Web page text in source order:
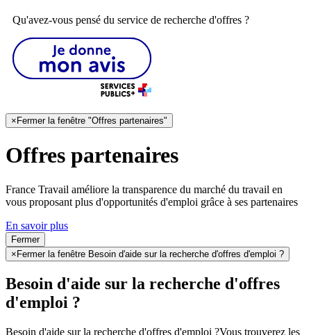
Qu'avez-vous pensé du service de recherche d'offres ?
×Fermer la fenêtre "Offres partenaires"
Offres partenaires
France Travail améliore la transparence du marché du travail en
vous proposant plus d'opportunités d'emploi grâce à ses partenaires
En savoir plus
Fermer
×Fermer la fenêtre Besoin d'aide sur la recherche d'offres d'emploi ?
Besoin d'aide sur la recherche d'offres
d'emploi ?
Besoin d'aide sur la recherche d'offres d'emploi ?Vous trouverez les